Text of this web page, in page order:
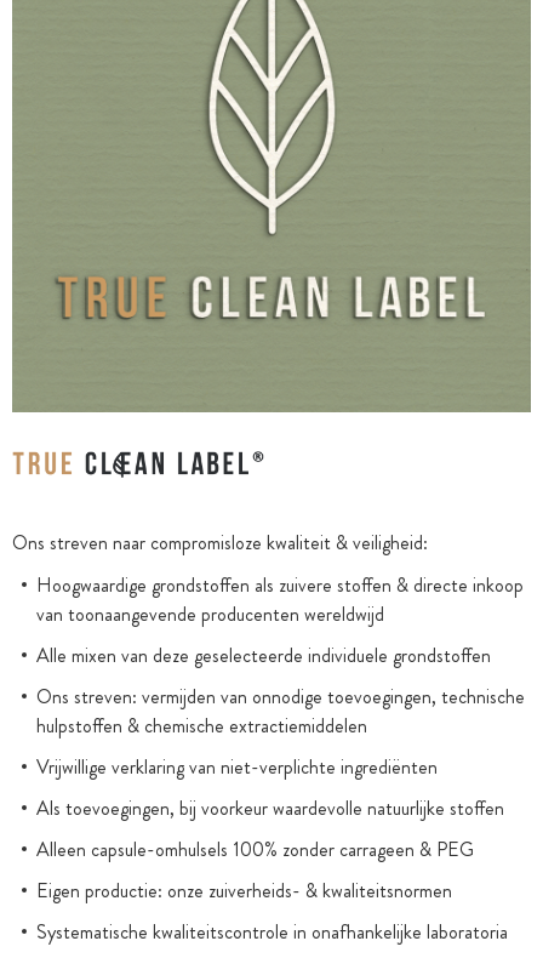
Ons streven naar compromisloze kwaliteit & veiligheid:
Hoogwaardige grondstoffen als zuivere stoffen & directe inkoop
van toonaangevende producenten wereldwijd
Alle mixen van deze geselecteerde individuele grondstoffen
Ons streven: vermijden van onnodige toevoegingen, technische
hulpstoffen & chemische extractiemiddelen
Vrijwillige verklaring van niet-verplichte ingrediënten
Als toevoegingen, bij voorkeur waardevolle natuurlijke stoffen
Alleen capsule-omhulsels 100% zonder carrageen & PEG
Eigen productie: onze zuiverheids- & kwaliteitsnormen
Systematische kwaliteitscontrole in onafhankelijke laboratoria